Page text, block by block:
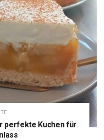
perfekte Kuchen für